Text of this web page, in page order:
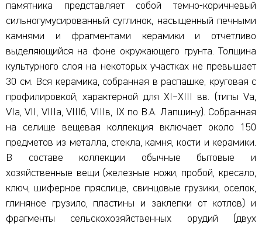
памятника представляет собой темно-коричневый
сильногумусированный суглинок, насыщенный печными
камнями и фрагментами керамики и отчетливо
выделяющийся на фоне окружающего грунта. Толщина
культурного слоя на некоторых участках не превышает
30 см. Вся керамика, собранная в распашке, круговая с
профилировкой, характерной для XI–XIII вв. (типы Vа,
VIа, VII, VIIIа, VIIIб, VIIIв, IX по В.А. Лапшину). Собранная
на селище вещевая коллекция включает около 150
предметов из металла, стекла, камня, кости и керамики.
В составе коллекции обычные бытовые и
хозяйственные вещи (железные ножи, пробой, кресало,
ключ, шиферное пряслице, свинцовые грузики, оселок,
глиняное грузило, пластины и заклепки от котлов) и
фрагменты сельскохозяйственных орудий (двух